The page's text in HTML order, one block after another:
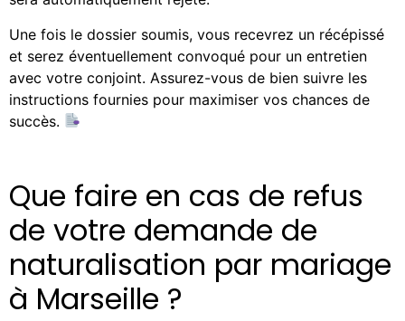
Une fois le dossier soumis, vous recevrez un récépissé
et serez éventuellement convoqué pour un entretien
avec votre conjoint. Assurez-vous de bien suivre les
instructions fournies pour maximiser vos chances de
succès.
Que faire en cas de refus
de votre demande de
naturalisation par mariage
à Marseille ?